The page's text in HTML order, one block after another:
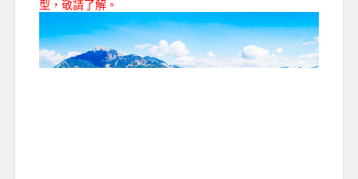
者前來尋找寧靜和美好的時光。
【下車參觀】行車經過瓦豪河谷：杜倫施坦
Dürnstein、施皮茨Spitz
【門票安排】梅爾克修道院